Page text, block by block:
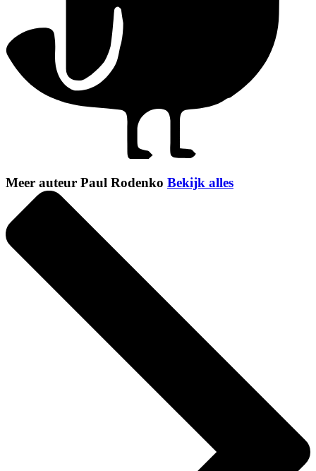
Meer auteur Paul Rodenko Bekijk alles